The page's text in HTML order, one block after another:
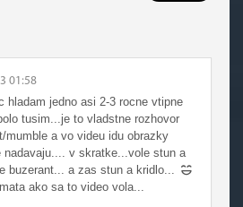
01:58
hladam jedno asi 2-3 rocne vtipne
tusim...je to vladstne rozhovor
a vo videu idu obrazky
nadavaju.... v skratke...vole stun a
buzerant... a zas stun a kridlo...
ako sa to video vola...